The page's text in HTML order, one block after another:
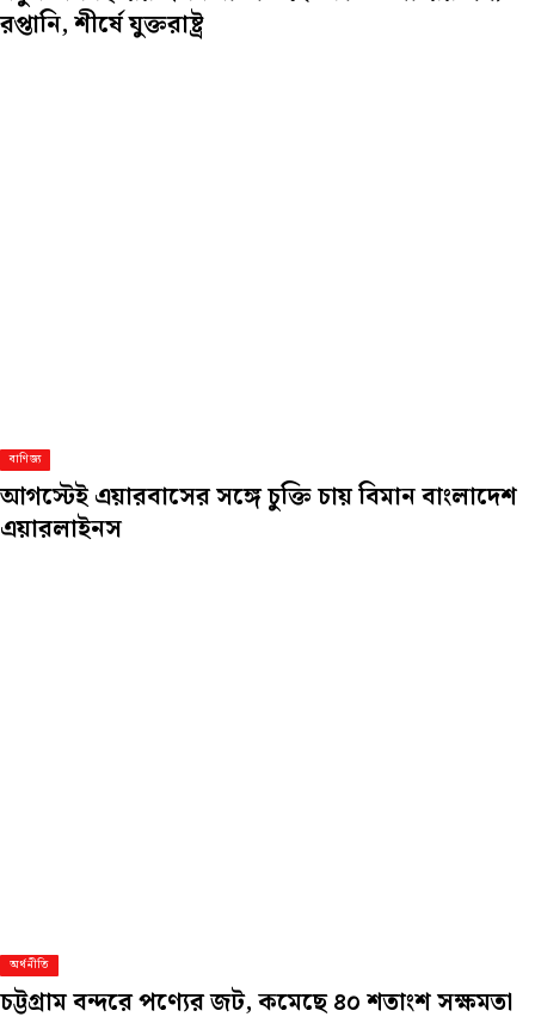
রপ্তানি, শীর্ষে যুক্তরাষ্ট্র
বাণিজ্য
আগস্টেই এয়ারবাসের সঙ্গে চুক্তি চায় বিমান বাংলাদেশ
এয়ারলাইনস
অর্থনীতি
চট্টগ্রাম বন্দরে পণ্যের জট, কমেছে ৪০ শতাংশ সক্ষমতা